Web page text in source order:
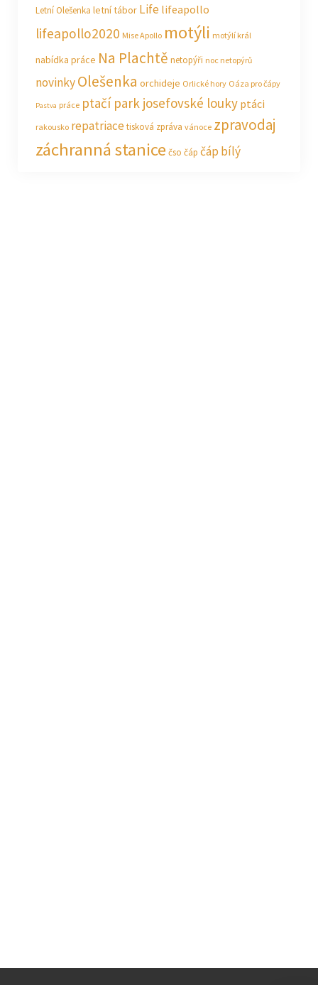
Letní Olešenka letní tábor Life lifeapollo
lifeapollo2020 Mise Apollo motýli motýlí král
nabídka práce Na Plachtě netopýři noc netopýrů
novinkyOlešenka orchideje Orlické hory Oáza pro čápy
Pastva práce ptačí park josefovské louky ptáci
rakousko repatriacetisková zpráva vánoce zpravodaj
záchranná stanice čso čáp čáp bílý